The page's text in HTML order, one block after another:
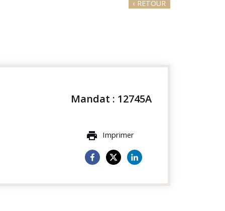
‹ RETOUR
Mandat : 12745A
print Imprimer